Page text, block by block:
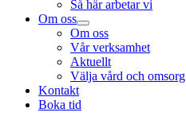
Så här arbetar vi
Om oss
Om oss
Vår verksamhet
Aktuellt
Välja vård och omsorg
Kontakt
Boka tid